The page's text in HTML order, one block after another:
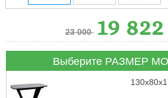
23 000 19 822
Выберите РАЗМЕР